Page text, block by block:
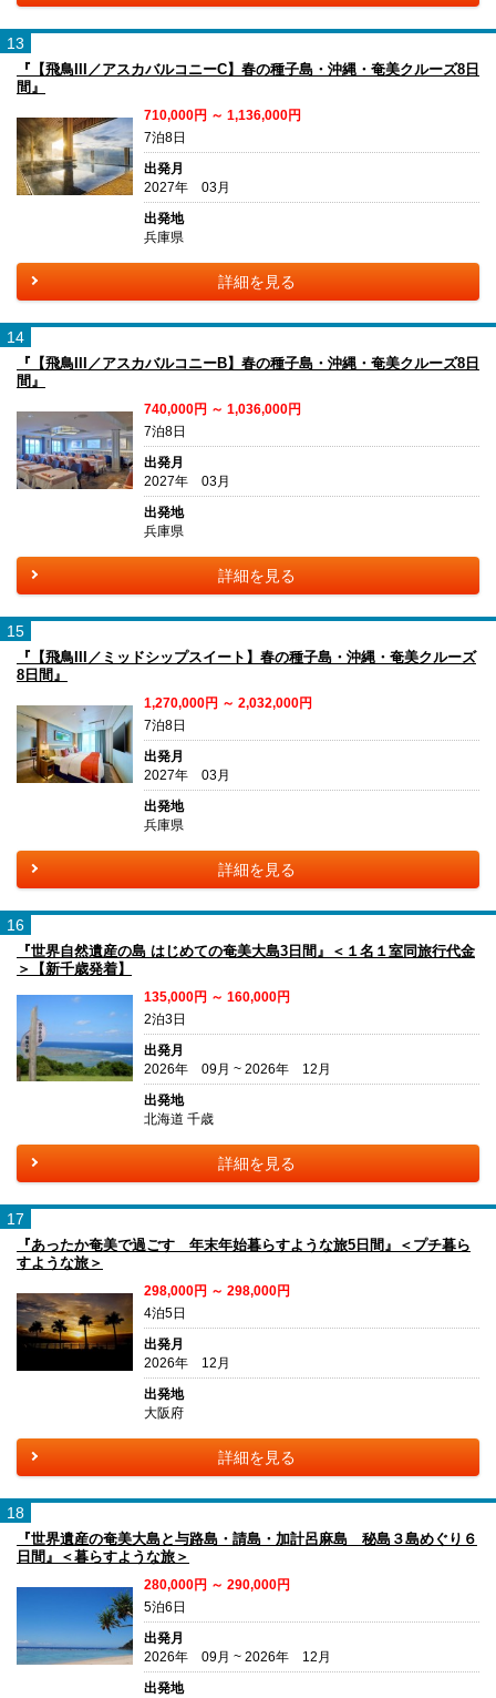
13
『【飛鳥III／アスカバルコニーC】春の種子島・沖縄・奄美クルーズ8日
間』
710,000円 ～ 1,136,000円
7泊8日
出発月
2027年 03月
出発地
兵庫県
詳細を見る
14
『【飛鳥III／アスカバルコニーB】春の種子島・沖縄・奄美クルーズ8日
間』
740,000円 ～ 1,036,000円
7泊8日
出発月
2027年 03月
出発地
兵庫県
詳細を見る
15
『【飛鳥III／ミッドシップスイート】春の種子島・沖縄・奄美クルーズ
8日間』
1,270,000円 ～ 2,032,000円
7泊8日
出発月
2027年 03月
出発地
兵庫県
詳細を見る
16
『世界自然遺産の島 はじめての奄美大島3日間』＜１名１室同旅行代金
＞【新千歳発着】
135,000円 ～ 160,000円
2泊3日
出発月
2026年 09月 ~ 2026年 12月
出発地
北海道 千歳
詳細を見る
17
『あったか奄美で過ごす 年末年始暮らすような旅5日間』＜プチ暮ら
すような旅＞
298,000円 ～ 298,000円
4泊5日
出発月
2026年 12月
出発地
大阪府
詳細を見る
18
『世界遺産の奄美大島と与路島・請島・加計呂麻島 秘島３島めぐり６
日間』＜暮らすような旅＞
280,000円 ～ 290,000円
5泊6日
出発月
2026年 09月 ~ 2026年 12月
出発地